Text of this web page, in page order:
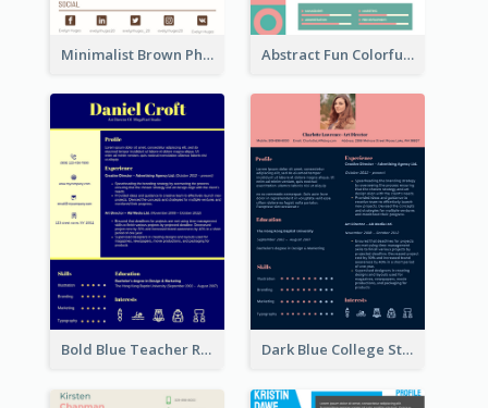
Minimalist Brown Photography Resume Abstract Fun Colorful Resume
Bold Blue Teacher Resume Dark Blue College Student Resume